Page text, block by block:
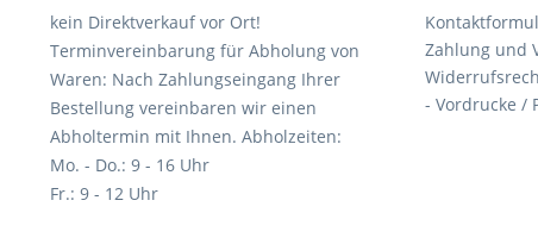
kein Direktverkauf vor Ort!
Terminvereinbarung für Abholung von
Waren: Nach Zahlungseingang Ihrer
Bestellung vereinbaren wir einen
Abholtermin mit Ihnen. Abholzeiten:
Mo. - Do.: 9 - 16 Uhr
Fr.: 9 - 12 Uhr
Zahlung und
- Vordrucke /